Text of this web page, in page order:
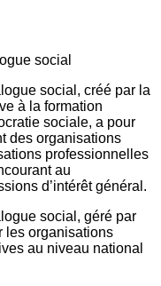
social, créé par la
à la formation
sociale, a pour
des organisations
professionnelles
au
d’intérêt général.
social, géré par
les organisations
au niveau national